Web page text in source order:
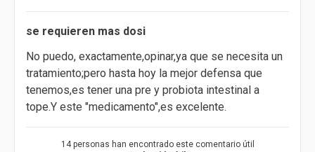
se requieren mas dosi
No puedo, exactamente,opinar,ya que se necesita un
tratamiento;pero hasta hoy la mejor defensa que
tenemos,es tener una pre y probiota intestinal a
tope.Y este "medicamento",es excelente.
14 personas han encontrado este comentario útil